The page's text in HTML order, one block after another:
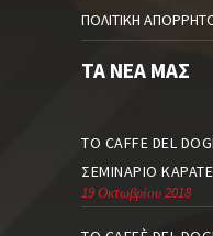
ΠΟΛΙΤΙΚΉ
ΤΑ ΝΈΑ ΜΑΣ
ΤΟ CAFFE DEL
ΣΕΜΙΝΆΡΙΟ
19 Οκτωβρίου 2018